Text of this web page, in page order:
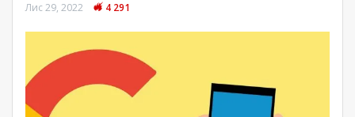
Лис 29, 2022 4 291